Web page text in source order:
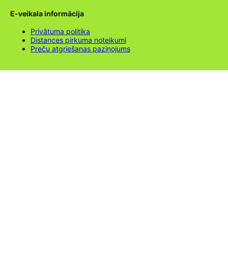
E-veikala informācija
Privātuma politika
Distances pirkuma noteikumi
Preču atgriešanas paziņojums